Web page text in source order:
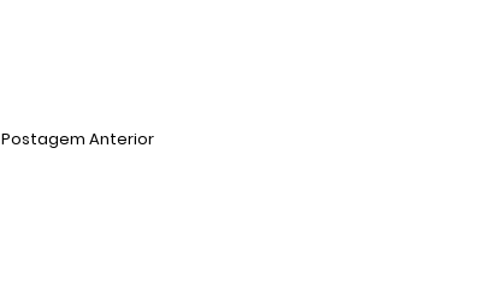
Postagem Anterior